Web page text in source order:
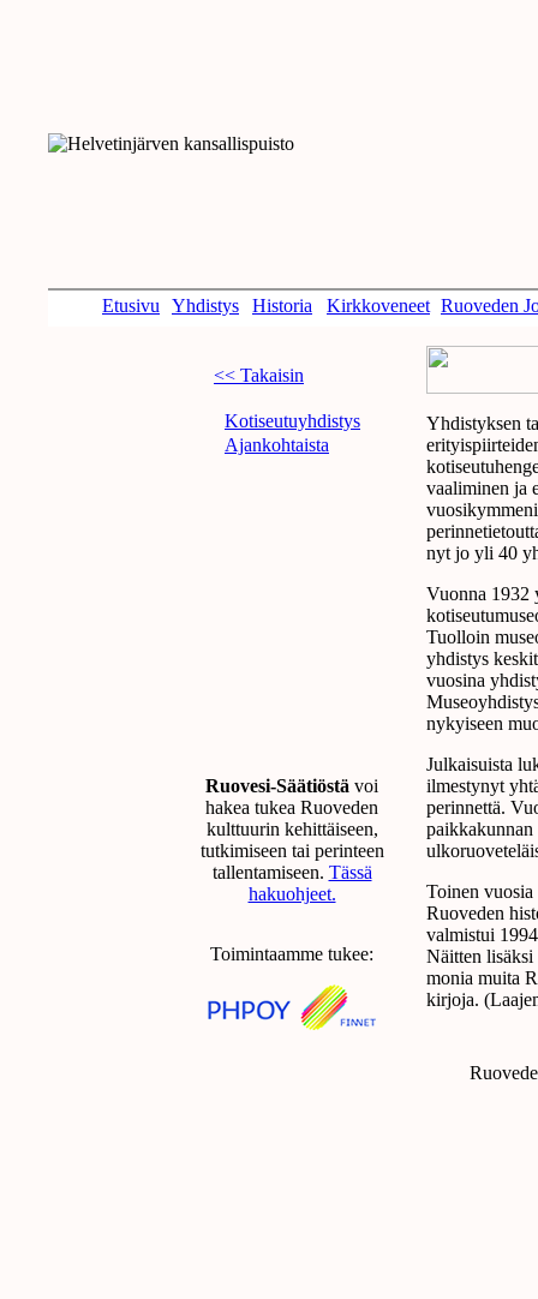
Etusivu Yhdistys Historia Kirkkoveneet Ruoveden
<< Takaisin
Kotiseutuyhdistys
Ajankohtaista
Yhdistyksen
vaaliminen ja
nyt jo yli 40
Vuonna 1932
Tuolloin
yhdistys
vuosina
nykyiseen
Julkaisuista
ilmestynyt
perinnettä.
Toinen
Ruoveden
valmistui
Näitten lisäksi
monia muita
kirjoja.
Ruovesi-Säätiöstä voi
hakea tukea Ruoveden
kulttuurin kehittäiseen,
tutkimiseen tai perinteen
tallentamiseen. Tässä
hakuohjeet.
Toimintaamme tukee: